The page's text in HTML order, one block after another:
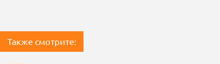
Также смотрите: